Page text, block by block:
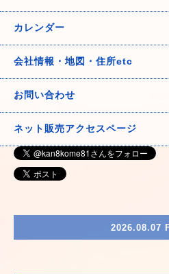
カレンダー
会社情報・地図・住所etc
お問い合わせ
ネット販売アクセスページ
2026.08.07